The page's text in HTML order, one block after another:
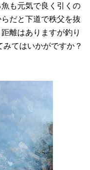
も元気で良く引くの
だと下道で秩父を抜
離はありますが釣り
てはいかがですか？